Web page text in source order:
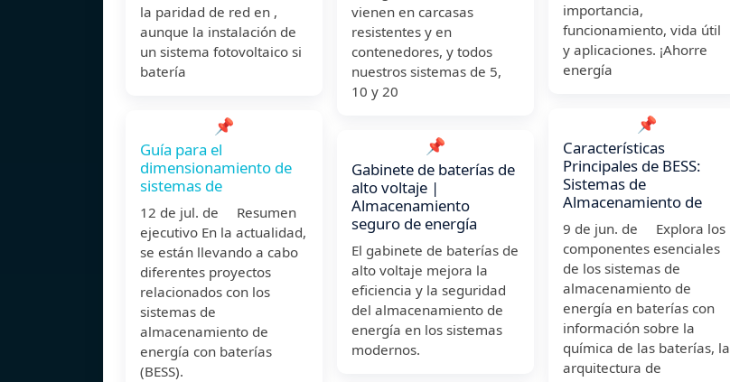
la paridad de red en ,
aunque la instalación de
un sistema fotovoltaico si
batería
📌
Guía para el
dimensionamiento de
sistemas de
12 de jul. de Resumen
ejecutivo En la actualidad,
se están llevando a cabo
diferentes proyectos
relacionados con los
sistemas de
almacenamiento de
energía con baterías
(BESS).
vienen en carcasas
resistentes y en
contenedores, y todos
nuestros sistemas de 5,
10 y 20
📌
Gabinete de baterías de
alto voltaje |
Almacenamiento
seguro de energía
El gabinete de baterías de
alto voltaje mejora la
eficiencia y la seguridad
del almacenamiento de
energía en los sistemas
modernos.
importancia,
funcionamiento, vida útil
y aplicaciones. ¡Ahorre
energía
📌
Características
Principales de BESS:
Sistemas de
Almacenamiento de
9 de jun. de Explora los
componentes esenciales
de los sistemas de
almacenamiento de
energía en baterías con
información sobre la
química de las baterías, la
arquitectura de